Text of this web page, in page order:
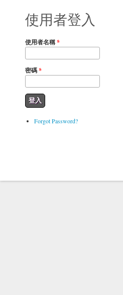
使用者登入
使用者名稱*
密碼*
Forgot Password?